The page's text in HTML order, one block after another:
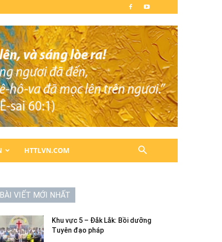
HTTLVN.COM
BÀI VIẾT MỚI NHẤT
Khu vực 5 – Đắk Lắk: Bồi dưỡng
Tuyên đạo pháp